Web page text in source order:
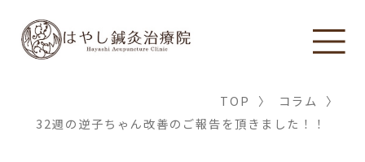
TOP 〉 コラム
〉
32週の逆子ちゃん改善のご報告を頂きました！！